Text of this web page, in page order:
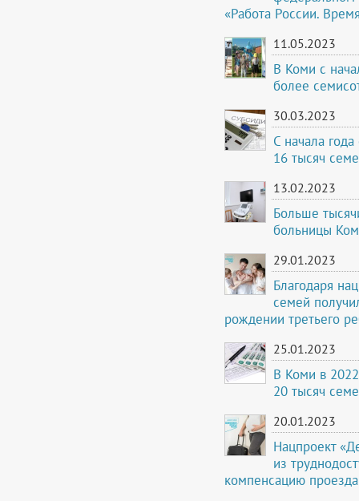
«Работа России.
11.05.2023
В Коми с
более
30.03.2023
С начала
16 тысяч
13.02.2023
Больше
больницы
29.01.2023
Благодаря
семей
рождении третьего
25.01.2023
В Коми в
20 тысяч
20.01.2023
Нацпроект
из
компенсацию